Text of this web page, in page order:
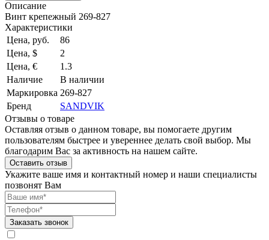
Описание
Винт крепежный 269-827
Характеристики
Цена, руб.
86
Цена, $
2
Цена, €
1.3
Наличие
В наличии
Маркировка 269-827
Бренд
SANDVIK
Отзывы о товаре
Оставляя отзыв о данном товаре, вы помогаете другим
пользователям быстрее и увереннее делать свой выбор. Мы
благодарим Вас за активность на нашем сайте.
Оставить отзыв
Укажите ваше имя и контактный номер и наши специалисты
позвонят Вам
Заказать звонок